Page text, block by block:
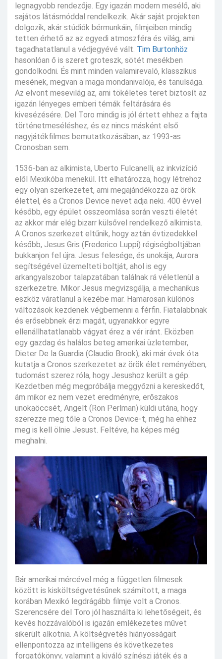
legnagyobb rendezője. Egy igazán modern mesélő, aki
sajátos látásmóddal rendelkezik. Akár saját projekten
dolgozik, akár stúdiók bérmunkáin, filmjeiben mindig
tetten érhető az az egyedi atmoszféra és világ, ami
tagadhatatlanul a védjegyévé vált. Tim Burtonhöz
hasonlóan ő is szeret groteszk, sötét mesékben
gondolkodni. És mint minden valamirevaló, klasszikus
mesének, megvan a maga mondanivalója, és tanulsága.
Az elvont mesevilág az, ami tökéletes teret biztosít az
igazán lényeges emberi témák feltárására és
kivesézésére. Del Toro mindig is jól értett ehhez a fajta
történetmeséléshez, és ez nincs másként első
nagyjátékfilmes bemutatkozásában, az 1993-as
Cronosban sem.
1536-ban az alkimista, Uberto Fulcanelli, az inkvizíció
elől Mexikóba menekül. Itt elhatározza, hogy létrehoz
egy olyan szerkezetet, ami megajándékozza az örök
élettel, és a Cronos Device nevet adja neki. 400 évvel
később, egy épület összeomlása során veszti életét
az akkor már elég bizarr külsővel rendelkező alkimista.
A Cronos szerkezet eltűnik, hogy aztán évtizedekkel
később, Jesus Gris (Frederico Luppi) régiségboltjában
bukkanjon fel újra. Jesus felesége, és unokája, Aurora
segítségével üzemelteti boltját, ahol is egy
arkangyalszobor talapzatában találnak rá véletlenül a
szerkezetre. Mikor Jesus megvizsgálja, a mechanikus
eszköz váratlanul a kezébe mar. Hamarosan különös
változások kezdenek végbemenni a férfin. Fiatalabbnak
és erősebbnek érzi magát, ugyanakkor egyre
ellenállhatatlanabb vágyat érez a vér iránt. Eközben
egy gazdag és halálos beteg amerikai üzletember,
Dieter De la Guardia (Claudio Brook), aki már évek óta
kutatja a Cronos szerkezetet az örök élet reményében,
tudomást szerez róla, hogy Jesushoz került a gép.
Kezdetben még megpróbálja meggyőzni a kereskedőt,
ám mikor ez nem vezet eredményre, erőszakos
unokaöccsét, Angelt (Ron Perlman) küldi utána, hogy
szerezze meg tőle a Cronos Device-t, még ha ehhez
meg is kell ölnie Jesust. Feltéve, ha képes még
meghalni.
Bár amerikai mércével még a független filmesek
között is kisköltségvetésűnek számított, a maga
korában Mexikó legdrágább filmje volt a Cronos.
Szerencsére del Toro jól használta ki lehetőségeit, és
kevés hozzávalóból is igazán emlékezetes művet
sikerült alkotnia. A költségvetés hiányosságait
ellenpontozza az intelligens és következetes
forgatókönyv, valamint a kiváló színészi játék és a